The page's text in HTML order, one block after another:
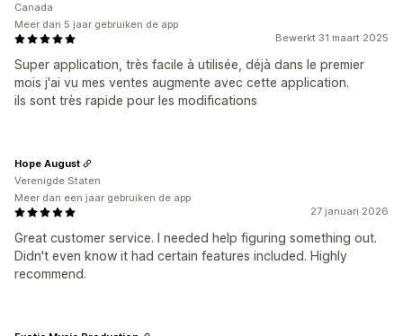
Bewerkt 31 maart 2025
Super application, très facile à utilisée, déjà dans le premier
mois j'ai vu mes ventes augmente avec cette application.
ils sont très rapide pour les modifications
Canada
Meer dan 5 jaar gebruiken de app
27 januari 2026
Great customer service. I needed help figuring something out.
Didn't even know it had certain features included. Highly
recommend.
Hope August
Verenigde Staten
Meer dan een jaar gebruiken de app